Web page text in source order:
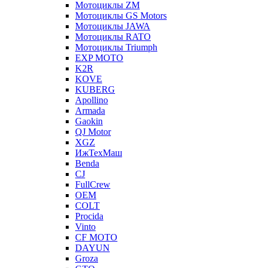
Мотоциклы ZM
Мотоциклы GS Motors
Мотоциклы JAWA
Мотоциклы RATO
Мотоциклы Triumph
EXP MOTO
K2R
KOVE
KUBERG
Apollino
Armada
Gaokin
QJ Motor
XGZ
ИжТехМаш
Benda
CJ
FullCrew
OEM
COLT
Procida
Vinto
CF MOTO
DAYUN
Groza